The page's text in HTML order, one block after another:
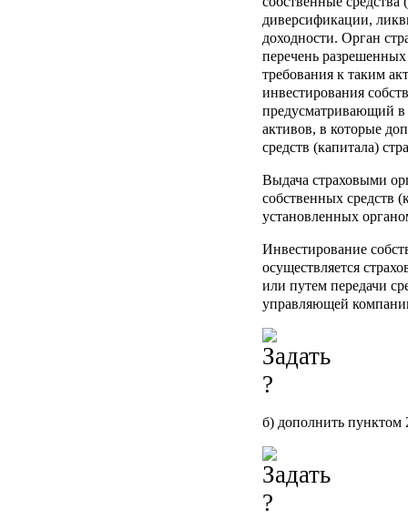
диверсификации,
доходности. Орган
перечень
требования к таким
инвестирования
предусматривающий в
активов, в которые
средств (капитала)
Выдача страховыми
собственных средств
установленных
Инвестирование
осуществляется
или путем передачи
управляющей
б) дополнить пунктом